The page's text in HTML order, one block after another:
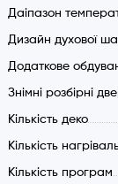
5 рівнів
multi-6 функцій
Конвектор
Рельєфні
Потужність
Даіпазон
Дизайн духової
Додаткове
Знімні розбірні
Кількість деко
Кількість
Кількість програм